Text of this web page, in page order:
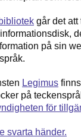
går det att
på sin
Legimus
på
för